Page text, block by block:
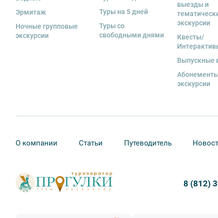
отмены экскурсии все денежные средства
9. На ряд экскурсий туроператор предоставляет в
сохранность оборудования во время проведения
экскурсанта. В случае утери или порчи
стоимость комплекта в размере 5500 руб. 00 коп.
Внимание! В составе экскурсионного маршрута
интерьеры могут быть недоступны по решению
Эрмитаж
Ночные групповые
экскурсии
Туры на 5 дней
Туры со
свободными днями
выезды и
экскурсии
Квесты/
Выпускные
экскурсии
О компании Статьи Путеводитель
8 (812)